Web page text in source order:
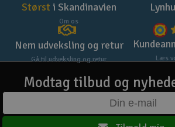
Størst i Skandinavien
Om os
Nem udveksling og retur
Gå til udveksling og retur Læs
Modtag tilbud og